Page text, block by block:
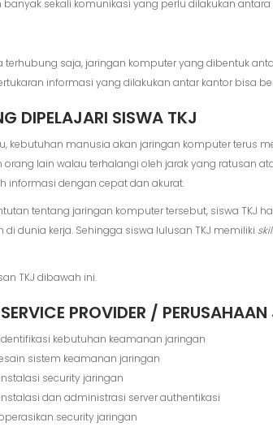
banyak sekali komunikasi yang perlu dilakukan
terhubung saja, jaringan komputer yang dibentuk
informasi yang dilakukan antar kantor bisa
DIPELAJARI SISWA TKJ
kebutuhan manusia akan jaringan komputer terus
lain walau terhalangi oleh jarak yang ratusan
informasi dengan cepat dan akurat.
tentang jaringan komputer tersebut, siswa TKJ
dunia kerja. Sehingga siswa lulusan TKJ memiliki
TKJ dibawah ini.
SERVICE PROVIDER /
kebutuhan keamanan jaringan
sistem keamanan jaringan
security jaringan
dan administrasi server authentikasi
security jaringan